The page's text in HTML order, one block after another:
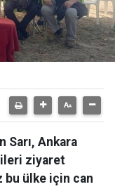
Sarı, Ankara
ziyaret
ülke için can